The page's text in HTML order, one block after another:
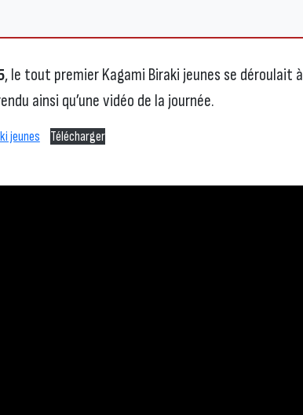
, le tout premier Kagami Biraki jeunes se déroulait à
ainsi qu’une vidéo de la journée.
jeunes Télécharger